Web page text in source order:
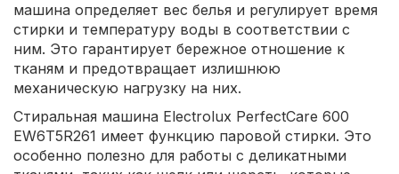
машина определяет вес белья и регулирует время
стирки и температуру воды в соответствии с
ним. Это гарантирует бережное отношение к
тканям и предотвращает излишнюю
механическую нагрузку на них.
Стиральная машина Electrolux PerfectCare 600
EW6T5R261 имеет функцию паровой стирки. Это
особенно полезно для работы с деликатными